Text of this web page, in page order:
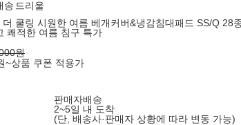
송 드리울
더 쿨링 시원한 여름 베개커버&냉감침대패드 SS/Q 28
쾌적한 여름 침구 특가
원
~상품 쿠폰 적용가
판매자배송
2~5일 내 도착
(단, 배송사·판매자 상황에 따라 변동 가능)